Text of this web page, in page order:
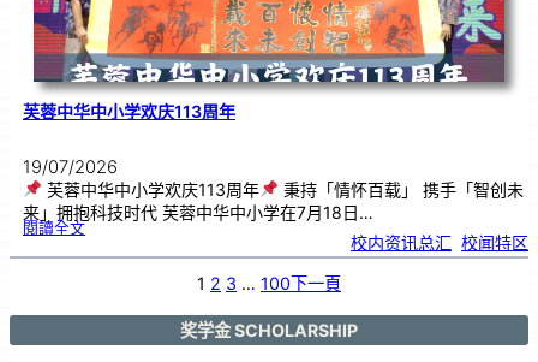
芙蓉中华中小学欢庆113周年
19/07/2026
芙蓉中华中小学欢庆113周年
秉持「情怀百载」 携手「智创未
来」拥抱科技时代 芙蓉中华中小学在7月18日…
閱讀全文:芙
华
1
年
校内资讯总汇 校闻特区
1 2 3 … 100下一頁
奖学金 SCHOLARSHIP